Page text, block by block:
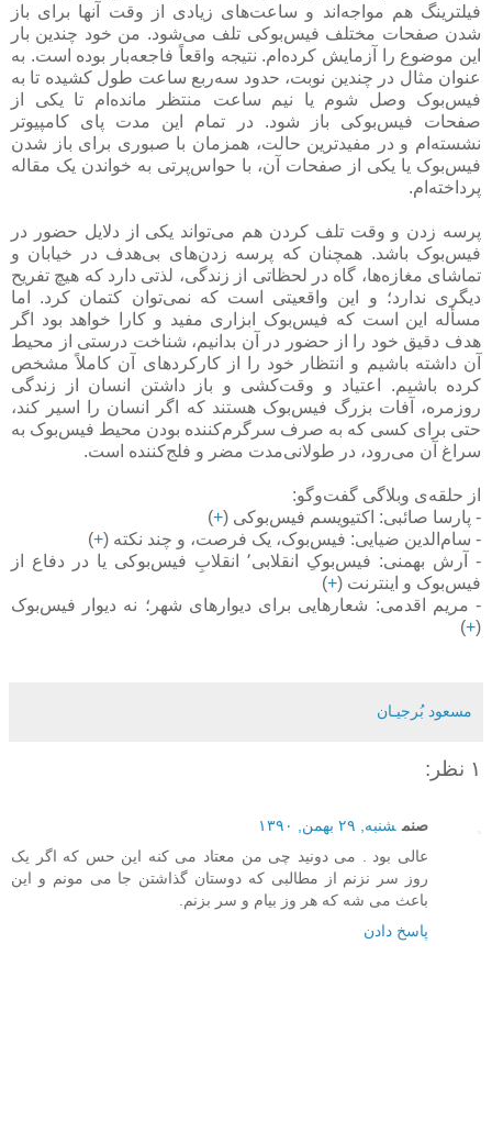
فیلترینگ هم مواجه‌اند و ساعت‌های زیادی از وقت آنها برای باز
شدن صفحات مختلف فیس‌بوکی تلف می‌شود. من خود چندین بار
این موضوع را آزمایش کرده‌ام. نتیجه واقعاً فاجعه‌بار بوده است. به
عنوان مثال در چندین نوبت، حدود سه‌ربع ساعت طول کشیده تا به
فیس‌بوک وصل شوم یا نیم ساعت منتظر مانده‌ام تا یکی از
صفحات فیس‌بوکی باز شود. در تمام این مدت پای کامپیوتر
نشسته‌ام و در مفیدترین حالت، همزمان با صبوری برای باز شدن
فیس‌بوک یا یکی از صفحات آن، با حواس‌پرتی به خواندن یک مقاله
پرداخته‌ام.
پرسه زدن و وقت تلف کردن هم می‌تواند یکی از دلایل حضور در
فیس‌بوک باشد. همچنان که پرسه زدن‌های بی‌هدف در خیابان و
تماشای مغازه‌ها، گاه در لحظاتی از زندگی، لذتی دارد که هیچ تفریح
دیگری ندارد؛ و این واقعیتی است که نمی‌توان کتمان کرد. اما
مسأله این است که فیس‌بوک ابزاری مفید و کارا خواهد بود اگر
هدف دقیق خود را از حضور در آن بدانیم، شناخت درستی از محیط
آن داشته باشیم و انتظار خود را از کارکردهای آن کاملاً مشخص
کرده باشیم. اعتیاد و وقت‌کشی و باز داشتن انسان از زندگی
روزمره، آفات بزرگ فیس‌بوک هستند که اگر انسان را اسیر کند،
حتی برای کسی که به صرف سرگرم‌کننده بودن محیط فیس‌بوک به
سراغ آن می‌رود، در طولانی‌مدت مضر و فلج‌کننده است.
از حلقه‌ی وبلاگی گفت‌وگو:
- پارسا صائبی: اکتیویسم فیس‌بوکی (+
)
- سام‌الدین ضیایی: فیس‌بوک، یک فرصت، و چند نکته (+
)
- آرش بهمنی: فیس‌بوکِ انقلابی٬ انقلابِ فیس‌بوکی یا در دفاع از
فیس‌بوک و اینترنت (+
)
- مریم اقدمی: شعارهایی برای دیوارهای شهر؛ نه دیوار فیس‌بوک
(
+
)
مسعود بُرجيـان
۱ نظر:
صنم شنبه, ۲۹ بهمن, ۱۳۹۰
عالی بود . می دونید چی من معتاد می کنه این حس که اگر یک
روز سر نزنم از مطالبی که دوستان گذاشتن جا می مونم و این
باعث می شه که هر وز بیام و سر بزنم.
پاسخ دادن